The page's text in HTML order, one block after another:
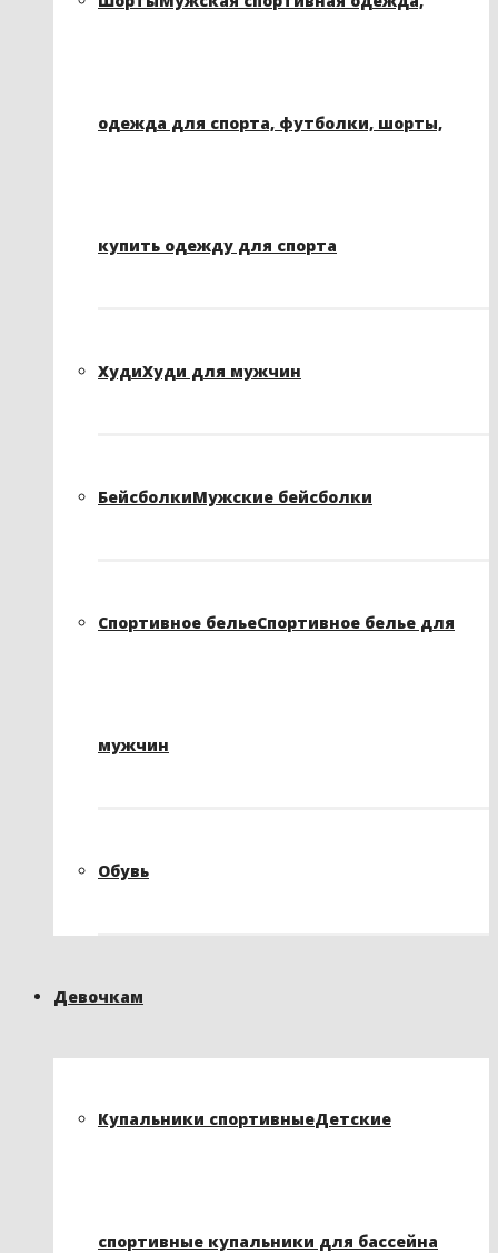
одежда для спорта, футболки, шорты,
купить одежду для спорта
ХудиХуди для мужчин
БейсболкиМужские бейсболки
Спортивное бельеСпортивное белье для
мужчин
Обувь
Девочкам
Купальники спортивныеДетские
спортивные купальники для бассейна